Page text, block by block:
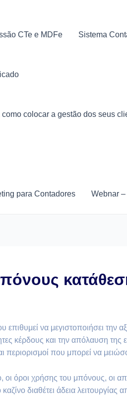
CTe e MDFe Sistema
colocar a gestão dos seus
para Contadores Webnar –
επιθυμεί να μεγιστοποιήσει την
κέρδους και την απόλαυση της
που μπορεί να
οι όροι χρήσης του μπόνους, οι
διαθέτει άδεια